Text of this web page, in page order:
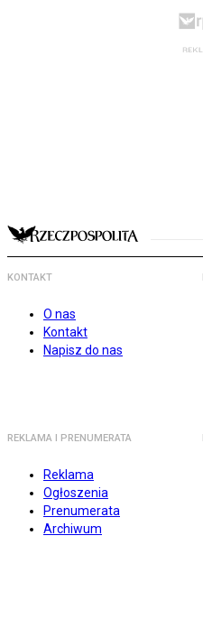
KONTAKT
O nas
Kontakt
Napisz do nas
REKLAMA I PRENUMERATA
Reklama
Ogłoszenia
Prenumerata
Archiwum